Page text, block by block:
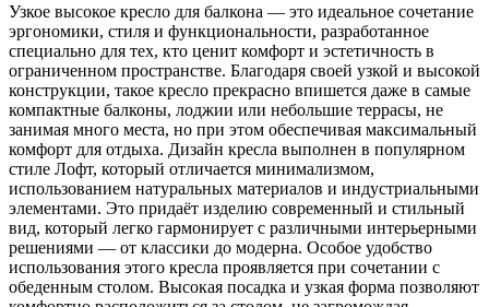
Узкое высокое кресло для балкона — это идеальное сочетание
эргономики, стиля и функциональности, разработанное
специально для тех, кто ценит комфорт и эстетичность в
ограниченном пространстве. Благодаря своей узкой и высокой
конструкции, такое кресло прекрасно впишется даже в самые
компактные балконы, лоджии или небольшие террасы, не
занимая много места, но при этом обеспечивая максимальный
комфорт для отдыха. Дизайн кресла выполнен в популярном
стиле Лофт, который отличается минимализмом,
использованием натуральных материалов и индустриальными
элементами. Это придаёт изделию современный и стильный
вид, который легко гармонирует с различными интерьерными
решениями — от классики до модерна. Особое удобство
использования этого кресла проявляется при сочетании с
обеденным столом. Высокая посадка и узкая форма позволяют